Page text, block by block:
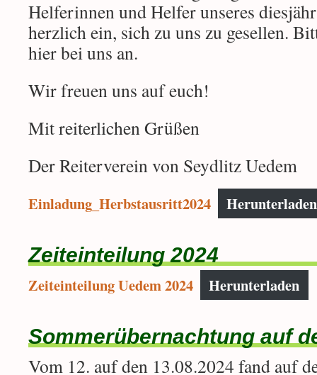
Helferinnen und Helfer unseres
herzlich ein, sich zu uns zu gesellen.
hier bei uns an.
Wir freuen uns auf euch!
Mit reiterlichen Grüßen
Der Reiterverein von Seydlitz Uedem
Einladung_Herbstausritt2024 Herunterladen
Zeiteinteilung 2024
Zeiteinteilung Uedem 2024 Herunterladen
Sommerübernachtung auf
Vom 12. auf den 13.08.2024 fand auf